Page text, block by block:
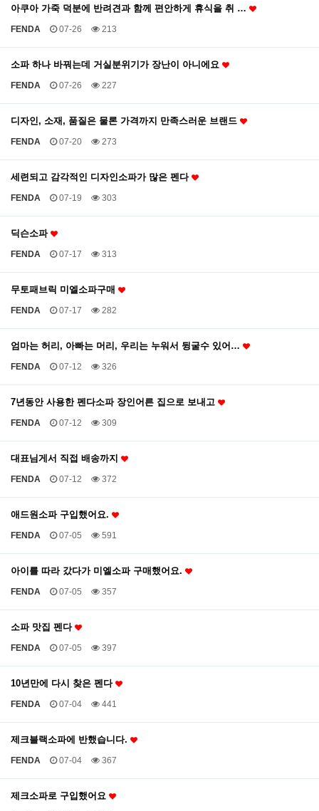
아쿠아 가죽 덕분에 반려견과 함께 편안하게 휴식을 취 …
FENDA 07-26 213
소파 하나 바꿔는데 거실분위기가 장난이 아니에요
FENDA 07-26 227
디자인, 소재, 품질은 물론 가격까지 만족스러운 브랜드
FENDA 07-20 273
세련되고 감각적인 디자인소파가 많은 펜다
FENDA 07-19 303
딕슨소파
FENDA 07-17 313
무토패브릭 미엘소파구매
FENDA 07-17 282
엄마는 허리, 아빠는 머리, 우리는 누워서 뒹굴수 있어…
FENDA 07-12 326
7년동안 사용한 펜다소파 장인어른 집으로 보내고
FENDA 07-12 309
대표님게서 직접 배송까지
FENDA 07-12 372
애드원소파 구입했어요.
FENDA 07-05 591
아이를 따라 갔다가 미엘소파 구매했어요.
FENDA 07-05 357
소파 맛집 펜다
FENDA 07-05 397
10년만에 다시 찾은 펜다
FENDA 07-04 441
제크블랙소파에 반했습니다.
FENDA 07-04 367
제크소파로 구입했어요